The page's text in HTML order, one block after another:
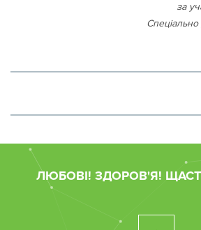
за
ЛЮБОВІ! ЗДОРОВ'Я!